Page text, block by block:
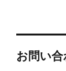
お問い